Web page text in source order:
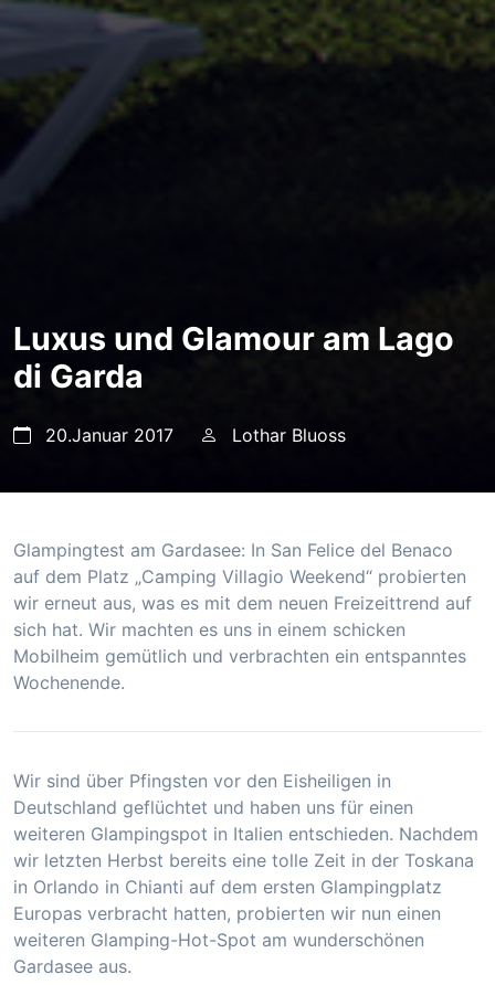
Luxus und Glamour am Lago
di Garda
20.Januar 2017 Lothar Bluoss
Glampingtest am Gardasee: In San Felice del Benaco
auf dem Platz „Camping Villagio Weekend“ probierten
wir erneut aus, was es mit dem neuen Freizeittrend auf
sich hat. Wir machten es uns in einem schicken
Mobilheim gemütlich und verbrachten ein entspanntes
Wochenende.
Wir sind über Pfingsten vor den Eisheiligen in
Deutschland geflüchtet und haben uns für einen
weiteren Glampingspot in Italien entschieden. Nachdem
wir letzten Herbst bereits eine tolle Zeit in der Toskana
in Orlando in Chianti auf dem ersten Glampingplatz
Europas verbracht hatten, probierten wir nun einen
weiteren Glamping-Hot-Spot am wunderschönen
Gardasee aus.